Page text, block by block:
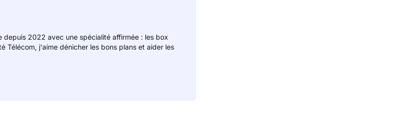
depuis 2022 avec une spécialité affirmée : les box
Télécom, j'aime dénicher les bons plans et aider les